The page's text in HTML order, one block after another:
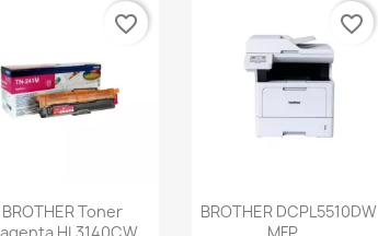
Aperçu rapide
BROTHER Toner
HL3140CW
favorite_border
Aperçu rapide
BROTHER DCPL5510DW
MFP...
favorite_border